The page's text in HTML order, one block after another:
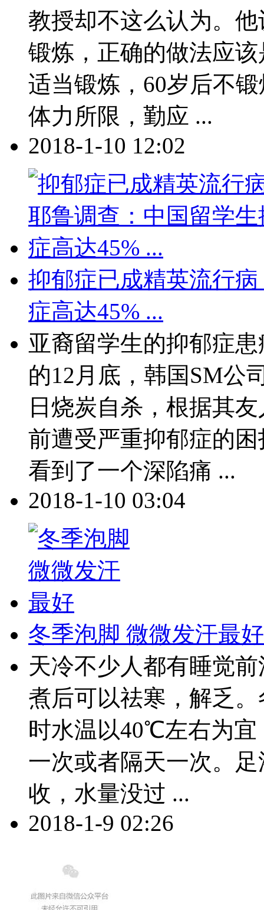
教授却不这么认为。
锻炼，正确的做法应
适当锻炼，60岁后不
体力所限，勤应 ...
2018-1-10 12:02
抑郁症已成精英流行
症高达45% ...
亚裔留学生的抑郁症
的12月底，韩国SM公
日烧炭自杀，根据其
前遭受严重抑郁症的
看到了一个深陷痛 ...
2018-1-10 03:04
冬季泡脚 微微发汗最好
天冷不少人都有睡觉
煮后可以祛寒，解乏
时水温以40℃左右为宜
一次或者隔天一次。
收，水量没过 ...
2018-1-9 02:26